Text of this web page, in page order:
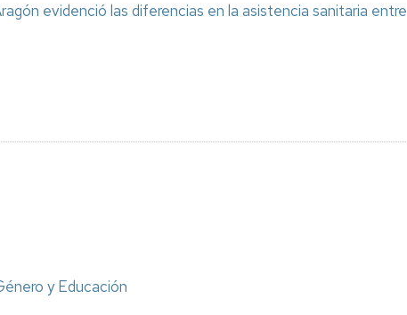
evidenció las diferencias en la asistencia sanitaria entre
y Educación